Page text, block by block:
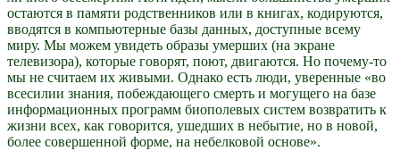
остаются в памяти родственников или в книгах, кодируются,
вводятся в компьютерные базы данных, доступные всему
миру. Мы можем увидеть образы умерших (на экране
телевизора), которые говорят, поют, двигаются. Но почему-то
мы не считаем их живыми. Однако есть люди, уверенные «во
всесилии знания, побеждающего смерть и могущего на базе
информационных программ биополевых систем возвратить к
жизни всех, как говорится, ушедших в небытие, но в новой,
более совершенной форме, на небелковой основе».